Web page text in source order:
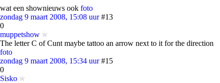
wat een shownieuws ook foto
zondag 9 maart 2008, 15:08 uur #13
0
muppetshow
The letter C of Cunt maybe tattoo an arrow next to it for the direction
foto
zondag 9 maart 2008, 15:34 uur #15
0
Sisko